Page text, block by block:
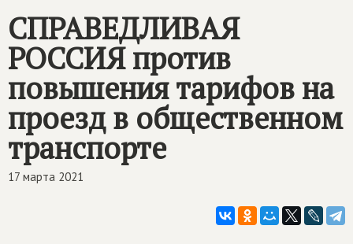
Контакты
СПРАВЕДЛИВАЯ
РОССИЯпротив
повышения тарифов на
проезд в общественном
транспорте
17 марта 2021